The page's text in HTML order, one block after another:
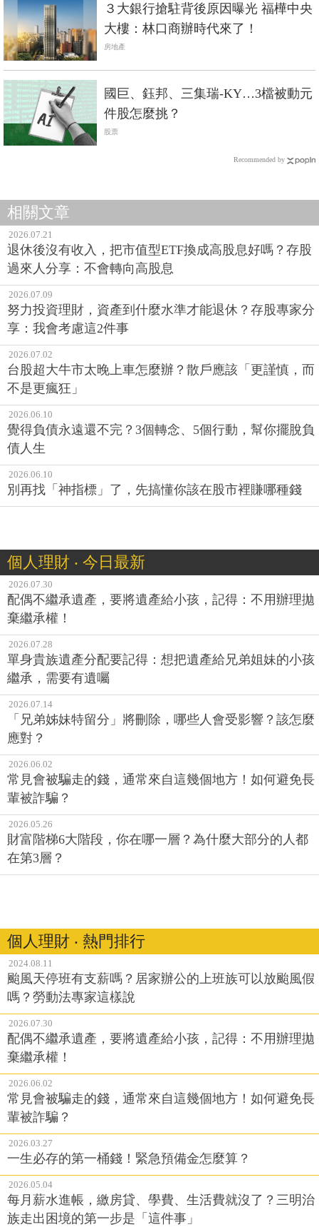
３大銀行搶駐背後原因曝光 福樺中央
大樓：林口商辦時代來了！
房地產
國巨、鈺邦、三集瑞-KY…3檔被動元
件股怎麼挑？
股票
Recommended by
相關文章
2026.07.21
退休後沒有收入，把市值型ETF換成高股息好嗎？存股
過來人分享：不會轉向高股息
2026.07.09
努力投資理財，資產到什麼水準才能退休？存股專家分
享：我會考慮這2件事
2026.07.02
台股超大牛市太晚上車怎麼辦？散戶應該「更謹慎，而
不是更瘋狂」
2026.06.10
覺得負債永遠還不完？3個轉念、5個行動，幫你擺脫負
債人生
2026.06.10
別再找「神指標」了，先搞懂你該在股市裡賺哪種錢
個人理財 ‧ 今日最新
2026.07.30
配偶不繼承遺產，要將遺產給小孩，記得：不用辦理拋
棄繼承權！
2026.07.28
單身貴族遺產分配要記得：想把遺產給兄弟姐妹的小孩
繼承，需要有遺囑
2026.07.14
「兄弟姊妹特留分」將刪除，哪些人會受影響？該怎麼
應對？
2026.06.02
常見會被騙走的錢，通常來自這幾個地方！如何避免長
輩被詐騙？
2026.05.26
財富階梯6大階段，你在哪一層？為什麼大部分的人都
在第3層？
個人理財 ‧ 熱門排行
2024.08.11
颱風天停班有支薪嗎？居家辦公的上班族可以放颱風假
嗎？勞動法專家這樣說
2026.07.30
配偶不繼承遺產，要將遺產給小孩，記得：不用辦理拋
棄繼承權！
2026.06.02
常見會被騙走的錢，通常來自這幾個地方！如何避免長
輩被詐騙？
2026.03.27
一生必存的第一桶錢！緊急預備金怎麼算？
2026.05.04
每月薪水進帳，繳房貸、學費、生活費就沒了？三明治
族走出困境的第一步是「這件事」